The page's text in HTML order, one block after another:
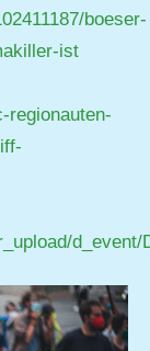
boeser-
ist
regionauten-